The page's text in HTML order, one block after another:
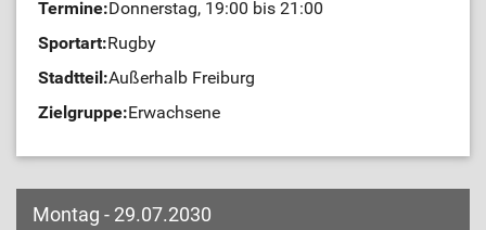
Termine:Donnerstag, 19:00 bis 21:00
Sportart:Rugby
Stadtteil:Außerhalb Freiburg
Zielgruppe:Erwachsene
Montag - 29.07.2030